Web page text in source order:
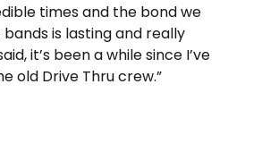
times and the bond we
is lasting and really
it’s been a while since I’ve
old Drive Thru crew.”